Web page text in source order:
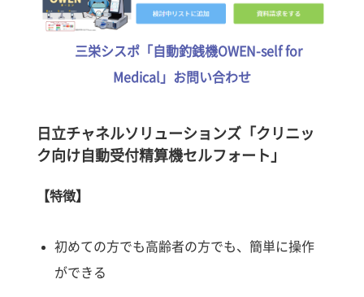
三栄シスポ「自動釣銭機OWEN-self for
Medical」お問い合わせ
日立チャネルソリューションズ「クリニッ
ク向け自動受付精算機セルフォート」
【特徴】
初めての方でも高齢者の方でも、簡単に操作
ができる